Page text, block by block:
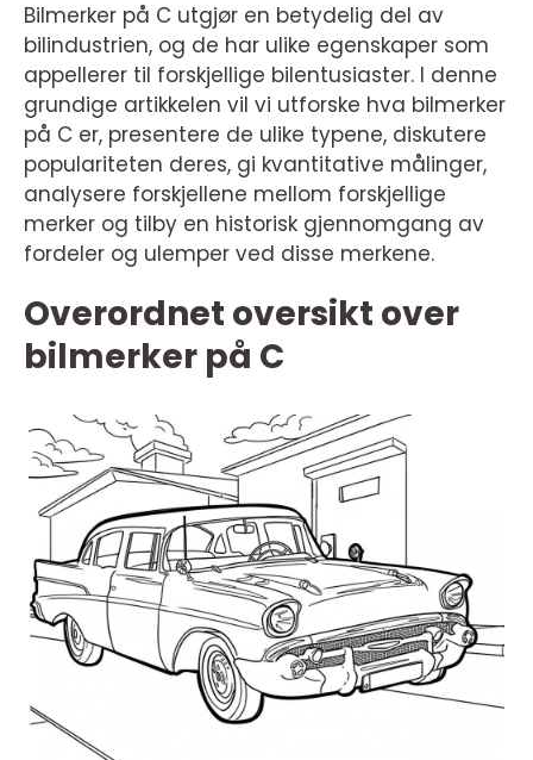
Bilmerker på C utgjør en betydelig del av
bilindustrien, og de har ulike egenskaper som
appellerer til forskjellige bilentusiaster. I denne
grundige artikkelen vil vi utforske hva bilmerker
på C er, presentere de ulike typene, diskutere
populariteten deres, gi kvantitative målinger,
analysere forskjellene mellom forskjellige
merker og tilby en historisk gjennomgang av
fordeler og ulemper ved disse merkene.
Overordnet oversikt over
bilmerker på C